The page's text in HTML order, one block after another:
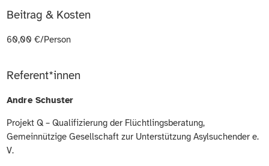
Beitrag & Kosten
60,00 €/Person
Referent*innen
Andre Schuster
Projekt Q – Qualifizierung der Flüchtlingsberatung,
Gemeinnützige Gesellschaft zur Unterstützung Asylsuchender e.
V.